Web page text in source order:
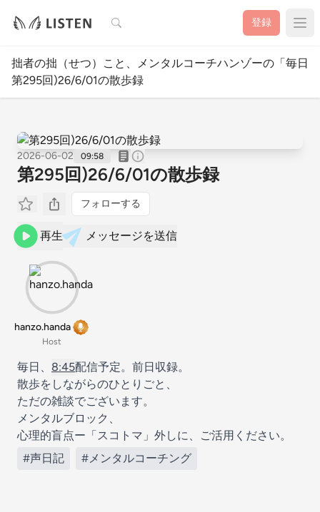
検索 登録
拙者の拙（せつ）こと、メンタルコーチハンゾーの「毎日
第295回)26/6/01の散歩録
2026-06-02 09:58
第295回)26/6/01の散歩録
フォローする
再生 メッセージを送信
hanzo.handa
Host
毎日、 8:45配信予定。前日収録。
散歩をしながらのひとりごと、
ただの雑談でございます。
メンタルブロック、
心理的盲点ー「スコトマ」外しに、ご活用ください。
#声日記
#メンタルコーチング